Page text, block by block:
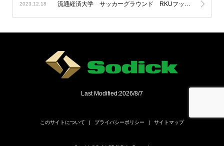
2023.12.18 流通経済大学 サッカーグラウンド RKUフットボールフィールドにLED投光器を納入
Last Modified:2026/8/7
このサイトについて プライバシーポリシー サイトマップ